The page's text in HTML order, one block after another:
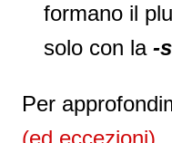
formano il
solo con la -s
Per
(ed eccezioni)